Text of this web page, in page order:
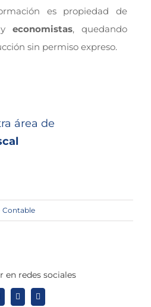
es propiedad de
economistas, quedando
sin permiso expreso.
área de
Contable
en redes sociales
LinkedInWhatsApp